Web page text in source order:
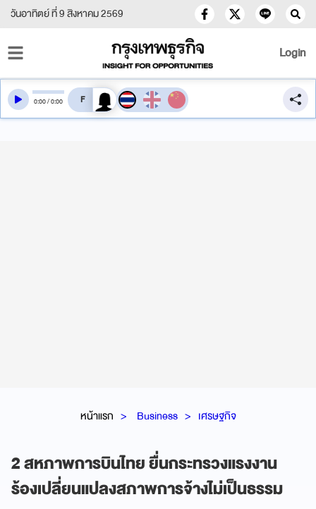
วันอาทิตย์ ที่ 9 สิงหาคม 2569
Login
หน้าแรก Business เศรษฐกิจ
2 สหภาพการบินไทย ยื่นกระทรวงแรงงาน
ร้องเปลี่ยนแปลงสภาพการจ้างไม่เป็นธรรม
0:00/0:00 สลับเสียงอ่าน